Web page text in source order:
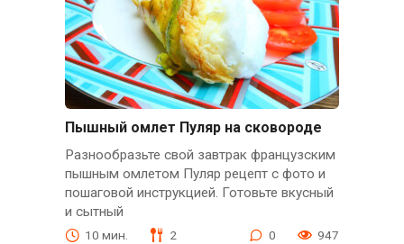
Пышный омлет Пуляр на сковороде
Разнообразьте свой завтрак французским
пышным омлетом Пуляр рецепт с фото и
пошаговой инструкцией. Готовьте вкусный
и сытный
10 мин. 2 0 947